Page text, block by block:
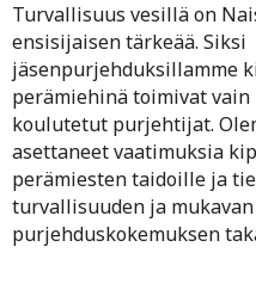
Turvallisuus vesillä on
ensisijaisen tärkeää. Siksi
jäsenpurjehduksillamme
perämiehinä toimivat vain
koulutetut purjehtijat.
asettaneet vaatimuksia
perämiesten taidoille ja
turvallisuuden ja mukavan
purjehduskokemuksen